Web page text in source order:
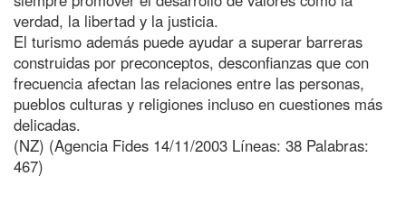
verdad, la libertad y la justicia.
El turismo además puede ayudar a superar barreras
construidas por preconceptos, desconfianzas que con
frecuencia afectan las relaciones entre las personas,
pueblos culturas y religiones incluso en cuestiones más
delicadas.
(NZ) (Agencia Fides 14/11/2003 Líneas: 38 Palabras:
467)